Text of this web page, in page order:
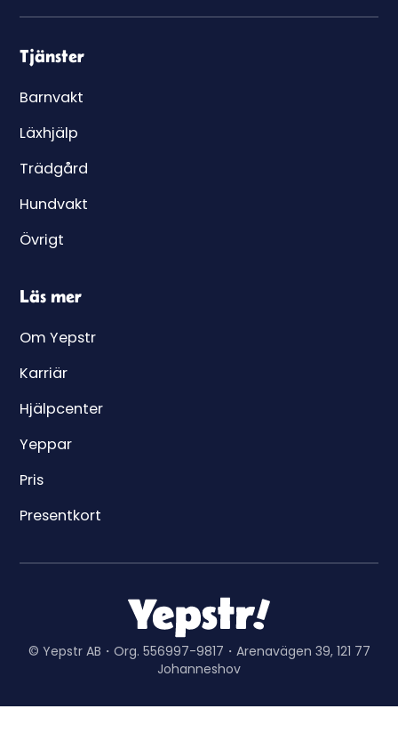
Tjänster
Barnvakt
Läxhjälp
Trädgård
Hundvakt
Övrigt
Läs mer
Om Yepstr
Karriär
Hjälpcenter
Yeppar
Pris
Presentkort
© Yepstr AB・Org. 556997-9817・Arenavägen 39, 121 77
Johanneshov